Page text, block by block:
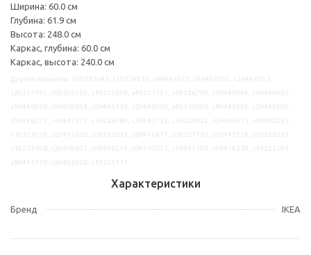
Ширина: 60.0 см
Глубина: 61.9 см
Высота: 248.0 см
Каркас, глубина: 60.0 см
Каркас, высота: 240.0 см
Характеристики
Бренд IKEA